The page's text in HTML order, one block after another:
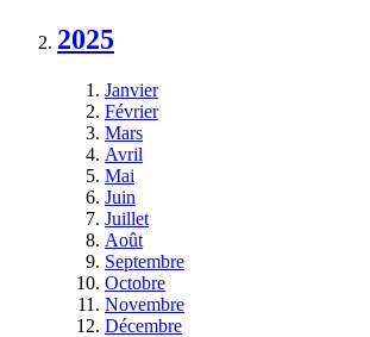
2025
Janvier
Février
Mars
Avril
Mai
Juin
Juillet
Août
Septembre
Octobre
Novembre
Décembre